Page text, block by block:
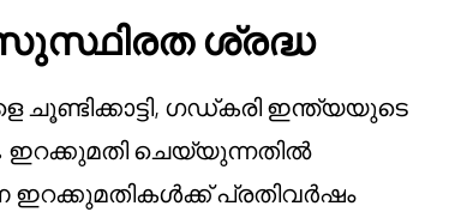
ശ്രദ്ധ
ചൂണ്ടിക്കാട്ടി, ഗഡ്കരി ഇന്ത്യയുടെ
ചെയ്യുന്നതിൽ
പ്രതിവർഷം